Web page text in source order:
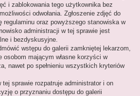
i zablokowania tego użytkownika bez
odwołania. Zgłoszenie zdjęć do
regulaminu oraz powyższego stanowiska w
administracji w tej sprawie jest
i bezdyskusyjne.
wstępu do galerii zamkniętej lekarzom,
osobom mającym własne korzyści w
nawet po spełnieniu wszystkich kryteriów
sprawie rozpatruje administrator i on
o przyznaniu dostępu do galerii